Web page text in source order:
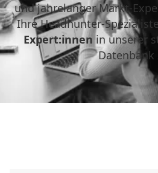
und jahrelanger Markt-
Ihre Headhunter-
Expert:innen in unserer
Datenbank